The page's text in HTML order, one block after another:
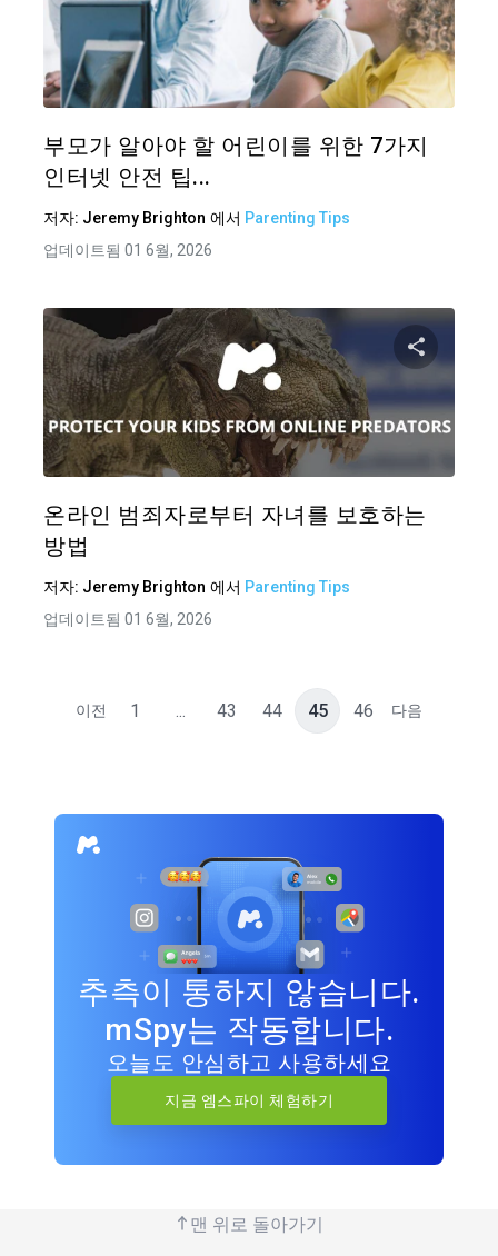
이 기
부모가 알아야 할 어린이를 위한 7가지
인터넷 안전 팁...
저자: Jeremy Brighton 에서 Parenting Tips
업데이트됨 01 6월, 2026
이 기
온라인 범죄자로부터 자녀를 보호하는
방법
저자: Jeremy Brighton 에서 Parenting Tips
업데이트됨 01 6월, 2026
이전 1 ... 43 44 45 46 다음
추측이 통하지 않습니다.
mSpy는 작동합니다.
오늘도 안심하고 사용하세요
지금 엠스파이 체험하기
맨 위로 돌아가기